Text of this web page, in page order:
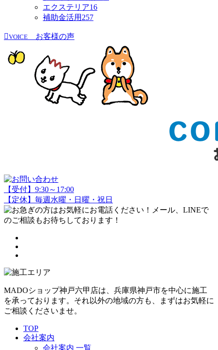
エクステリア16
補助金活用 257
VOICE お客様の声
【受付】9:30～17:00
【定休】毎週水曜・日曜・祝日
MADOショップ神戸六甲店は、兵庫県神戸市を中心に施工
を承っております。それ以外の地域の方も、まずはお気軽に
ご相談くださいませ。
TOP
会社案内
会社案内 一覧